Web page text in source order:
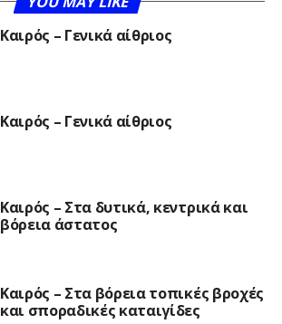
Καιρός – Γενικά αίθριος
Καιρός – Γενικά αίθριος
Καιρός – Στα δυτικά, κεντρικά και
βόρεια άστατος
Καιρός – Στα βόρεια τοπικές βροχές
και σποραδικές καταιγίδες